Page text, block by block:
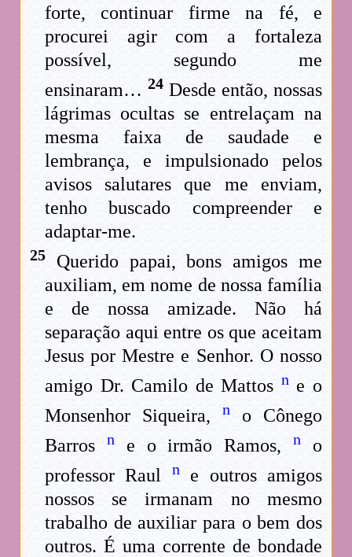
forte, continuar firme na fé, e
procurei agir com a fortaleza
possível, segundo me
ensinaram… 24Desde então, nossas
lágrimas ocultas se entrelaçam na
mesma faixa de saudade e
lembrança, e impulsionado pelos
avisos salutares que me enviam,
tenho buscado compreender e
adaptar-me.
25 Querido papai, bons amigos me
auxiliam, em nome de nossa família
e de nossa amizade. Não há
separação aqui entre os que aceitam
Jesus por Mestre e Senhor. O nosso
amigo Dr. Camilo de Mattos ne o
Monsenhor Siqueira, no Cônego
Barros ne o irmão Ramos,n
o
professor Raul
ne outros amigos
nossos se irmanam no mesmo
trabalho de auxiliar para o bem dos
outros. É uma corrente de bondade